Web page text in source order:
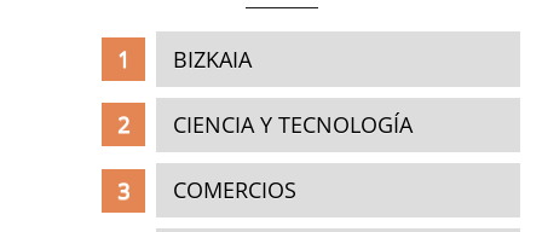
BIZKAIA
CIENCIA Y TECNOLOGÍA
COMERCIOS